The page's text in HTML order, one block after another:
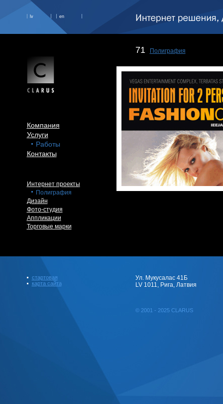
lv en
Компания
Услуги
Работы
Контакты
Интернет проекты
Полиграфия
Дизайн
Фото-студия
Аппликации
Торговые марки
71 Полиграфия
стартовая
карта сайта
Ул. Мукусалас 41Б
LV 1011, Рига, Латвия
© 2001 - 2025 CLARUS